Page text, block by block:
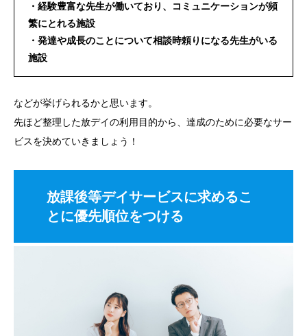
・経験豊富な先生が働いており、コミュニケーションが頻
繁にとれる施設
・発達や成長のことについて相談時頼りになる先生がいる
施設
などが挙げられるかと思います。
先ほど整理した放デイの利用目的から、達成のために必要なサー
ビスを決めていきましょう！
放課後等デイサービスに求めるこ
とに優先順位をつける